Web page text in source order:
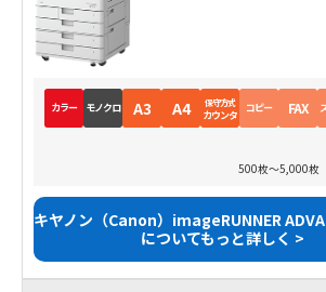
カラー モノクロ A3 A4 保守方式
カウンタ コピー FAX
500枚～5,000枚
キヤノン（Canon）imageRUNNER
についてもっと詳しく >